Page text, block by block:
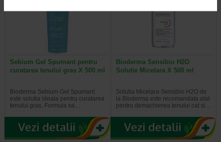
Sebium Gel Spumant pentru
curatarea tenului gras X 500 ml
Bioderma Sebium Gel Spumant
este solutia ideala pentru curatarea
tenului gras. Formula sa…
Bioderma Sensibio H2O
Solutie Micelara X 500 ml
Solutia Micelara Sensibio H2O de
la Bioderma este recomandata atat
pentru demachierea tenului cat si…